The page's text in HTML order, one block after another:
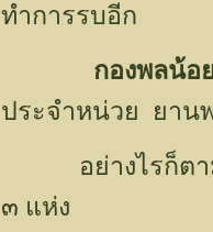
ทำการรบอีก
กองพลน้อ
ประจำหน่วย ยาน
อย่างไรก็ตาม
๓ แห่ง